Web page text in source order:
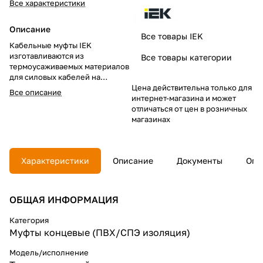
Все характеристики
Описание
Кабельные муфты IEK
изготавливаются из
термоусаживаемых материалов
для силовых кабелей на
напряжение до 1 кВ с
различными типами защитного
Муфты кабельные концевые
ПКВтп для внутренней
установки предназначены для
двух-, трех-, четырех-,
с ПВХ/СПЭ изоляцией без
брони и экрана на напряжение
переменного тока.
Все описание
Все товары IEK
Все товары категории
Цена действительна только для
интернет-магазина и может
отличаться от цен в розничных
магазинах
Характеристики Описание Документы
ОБЩАЯ ИНФОРМАЦИЯ
Категория
Муфты концевые (ПВХ/СПЭ изоляция)
Модель/исполнение